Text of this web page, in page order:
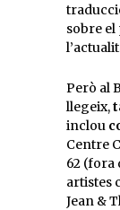
sobre el
Però al
llegeix,
inclou
Centre
62 (fora
artistes
Jean &